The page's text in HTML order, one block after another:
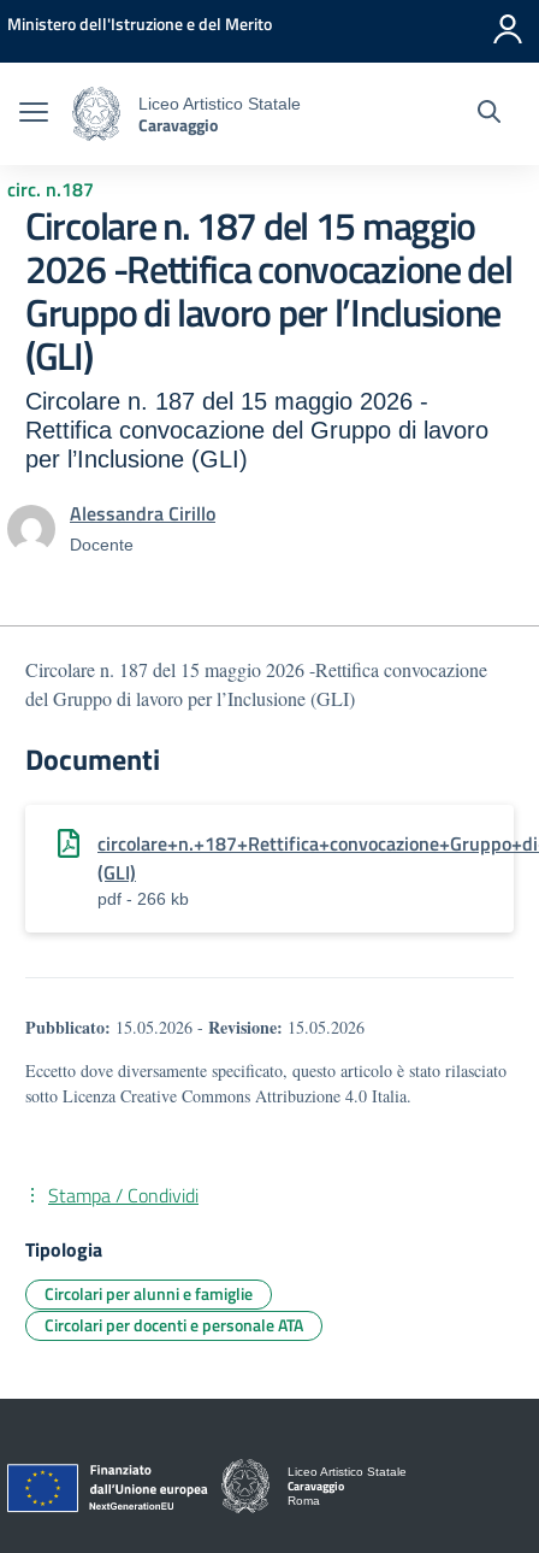
Vai ai contenuti
Vai al menu di navigazione
Vai al footer
Ministero dell'Istruzione e del Merito
Liceo Artistico Statale
Caravaggio
circ. n.187
Circolare n. 187 del 15 maggio
2026 -Rettifica convocazione del
Gruppo di lavoro per l’Inclusione
(GLI)
Circolare n. 187 del 15 maggio 2026 -
Rettifica convocazione del Gruppo di lavoro
per l’Inclusione (GLI)
Alessandra Cirillo
Docente
Circolare n. 187 del 15 maggio 2026 -Rettifica convocazione
del Gruppo di lavoro per l’Inclusione (GLI)
Documenti
(GLI)
pdf - 266 kb
Pubblicato: 15.05.2026 - Revisione: 15.05.2026
Eccetto dove diversamente specificato, questo articolo è stato rilasciato
sotto Licenza Creative Commons Attribuzione 4.0 Italia.
Stampa / Condividi
Tipologia
Circolari per alunni e famiglie
Circolari per docenti e personale ATA
Liceo Artistico Statale
Caravaggio
Roma